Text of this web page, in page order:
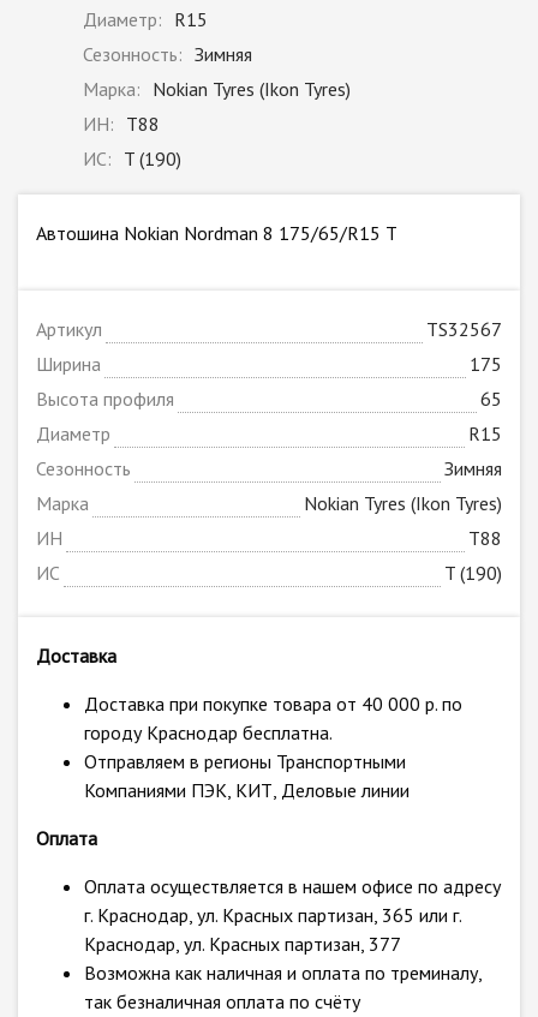
Диаметр: R15
Сезонность: Зимняя
Марка: Nokian Tyres (Ikon Tyres)
ИН: T88
ИС: T (190)
Автошина Nokian Nordman 8 175/65/R15 T
Артикул
TS32567
Ширина
175
Высота профиля
65
Диаметр
R15
Сезонность
Зимняя
Марка
Nokian Tyres (Ikon Tyres)
ИН
T88
ИС
T (190)
Доставка
Доставка при покупке товара от 40 000 р. по
городу Краснодар бесплатна.
Отправляем в регионы Транспортными
Компаниями ПЭК, КИТ, Деловые линии
Оплата
Оплата осуществляется в нашем офисе по адресу
г. Краснодар, ул. Красных партизан, 365 или г.
Краснодар, ул. Красных партизан, 377
Возможна как наличная и оплата по треминалу,
так безналичная оплата по счёту